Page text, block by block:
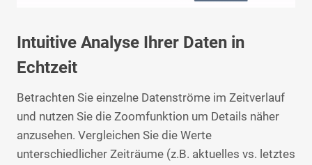
Intuitive Analyse Ihrer Daten in
Echtzeit
Betrachten Sie einzelne Datenströme im Zeitverlauf
und nutzen Sie die Zoomfunktion um Details näher
anzusehen. Vergleichen Sie die Werte
unterschiedlicher Zeiträume (z.B. aktuelles vs. letztes